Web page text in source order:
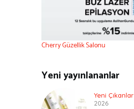
Cherry Güzellik Salonu
Yeni yayınlananlar
Yeni Çıkanlar
2026